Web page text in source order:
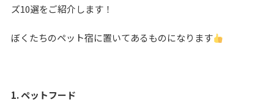
ズ10選をご紹介します！
ぼくたちのペット宿に置いてあるものになります
1. ペットフード